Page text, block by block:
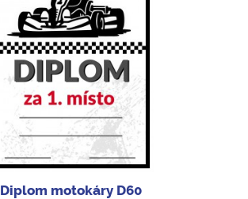
Diplom motokáry D60